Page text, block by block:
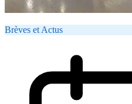
Brèves et Actus